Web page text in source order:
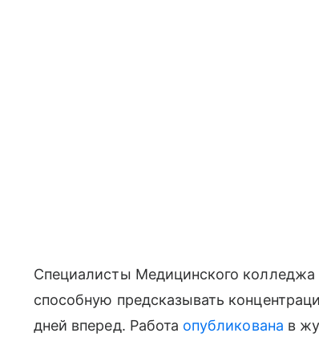
Специалисты Медицинского колледжа
способную предсказывать
дней вперед. Работа опубликована в